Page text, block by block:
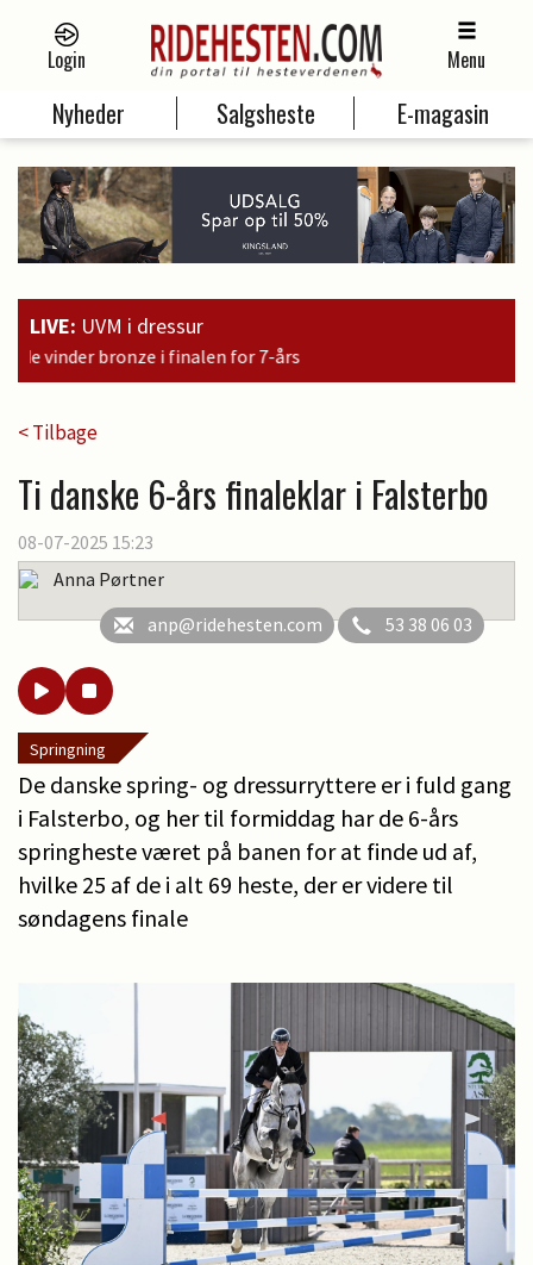
Login Menu
Nyheder Salgsheste E-magasin
LIVE: UVM i dressur
< Tilbage
Ti danske 6-års finaleklar i Falsterbo
08-07-2025 15:23
Anna Pørtner
anp@ridehesten.com
53 38 06 03
Springning
De danske spring- og dressurryttere er i fuld gang
i Falsterbo, og her til formiddag har de 6-års
springheste været på banen for at finde ud af,
hvilke 25 af de i alt 69 heste, der er videre til
søndagens finale